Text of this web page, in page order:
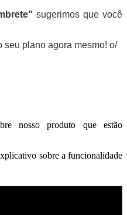
sugerimos que você
seu plano agora mesmo! o/
nosso produto que estão
sobre a funcionalidade